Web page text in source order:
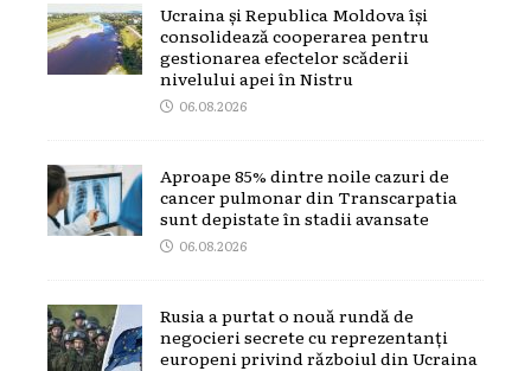
Ucraina și Republica Moldova își
consolidează cooperarea pentru
gestionarea efectelor scăderii
nivelului apei în Nistru
06.08.2026
Aproape 85% dintre noile cazuri de
cancer pulmonar din Transcarpatia
sunt depistate în stadii avansate
06.08.2026
Rusia a purtat o nouă rundă de
negocieri secrete cu reprezentanți
europeni privind războiul din Ucraina